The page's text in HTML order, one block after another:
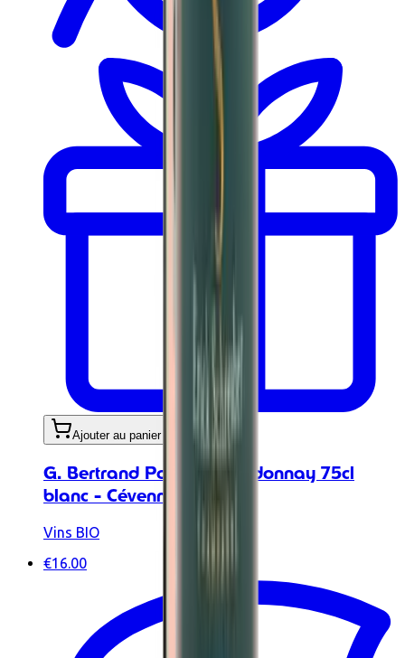
Ajouter au panier
G. Bertrand Pollinat Chardonnay 75cl
blanc - Cévennes IGP
Vins BIO
€16.00